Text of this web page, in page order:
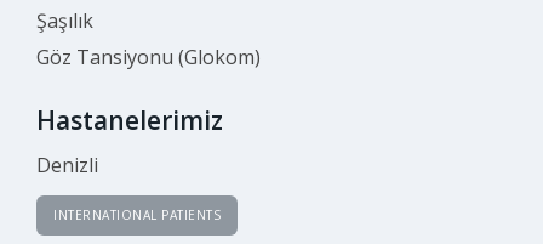
Şaşılık
Göz Tansiyonu (Glokom)
Hastanelerimiz
Denizli
INTERNATIONAL PATIENTS